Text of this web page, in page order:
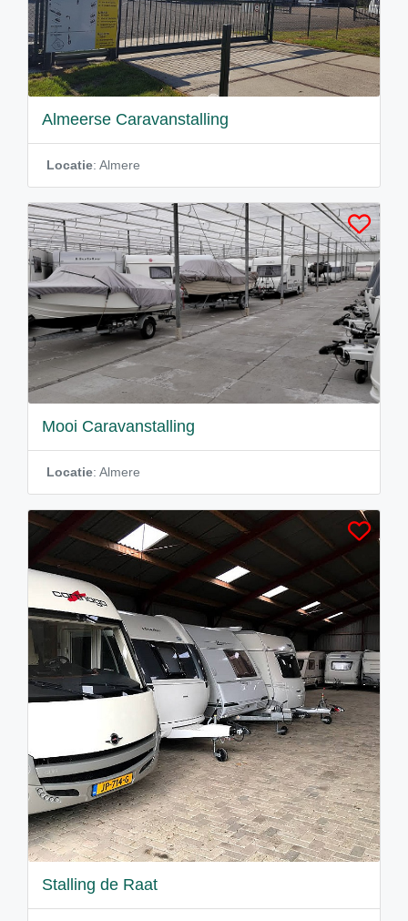
Almeerse Caravanstalling
Locatie: Almere
Mooi Caravanstalling
Locatie: Almere
Stalling de Raat